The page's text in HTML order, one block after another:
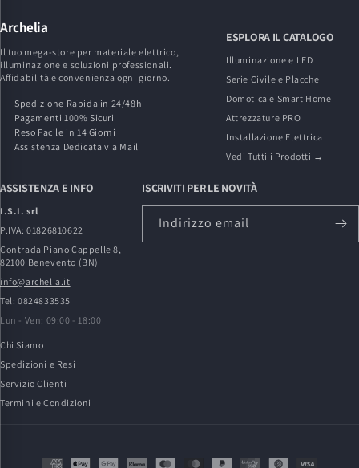
Archelia
Il tuo mega-store per materiale elettrico,
illuminazione e soluzioni professionali.
Affidabilità e convenienza ogni giorno.
Spedizione Rapida in 24/48h
Pagamenti 100% Sicuri
Reso Facile in 14 Giorni
Assistenza Dedicata via Mail
ESPLORA IL CATALOGO
Illuminazione e LED
Serie Civile e Placche
Domotica e Smart Home
Attrezzature PRO
Installazione Elettrica
Vedi Tutti i Prodotti →
ASSISTENZA E INFO
I.S.I. srl
P.IVA: 01826810622
Contrada Piano Cappelle 8,
82100 Benevento (BN)
info@archelia.it
Tel: 0824833535
Lun - Ven: 09:00 - 18:00
Chi Siamo
Spedizioni e Resi
Servizio Clienti
Termini e Condizioni
ISCRIVITI PER LE NOVITÀ
Indirizzo email
Metodi